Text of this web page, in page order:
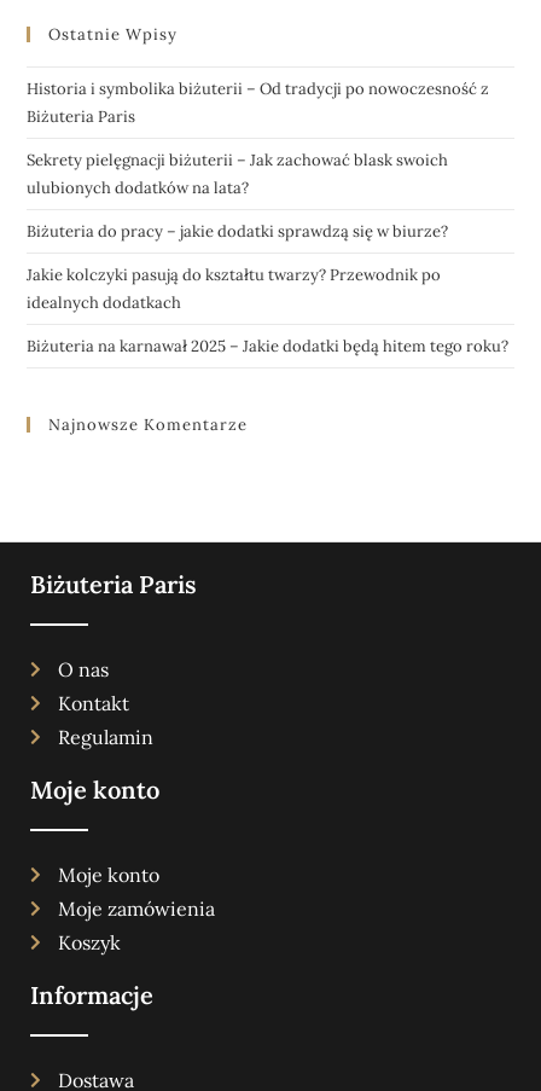
Ostatnie Wpisy
Historia i symbolika biżuterii – Od tradycji po nowoczesność z
Biżuteria Paris
Sekrety pielęgnacji biżuterii – Jak zachować blask swoich
ulubionych dodatków na lata?
Biżuteria do pracy – jakie dodatki sprawdzą się w biurze?
Jakie kolczyki pasują do kształtu twarzy? Przewodnik po
idealnych dodatkach
Biżuteria na karnawał 2025 – Jakie dodatki będą hitem tego roku?
Najnowsze Komentarze
Biżuteria Paris
O nas
Kontakt
Regulamin
Moje konto
Moje konto
Moje zamówienia
Koszyk
Informacje
Dostawa